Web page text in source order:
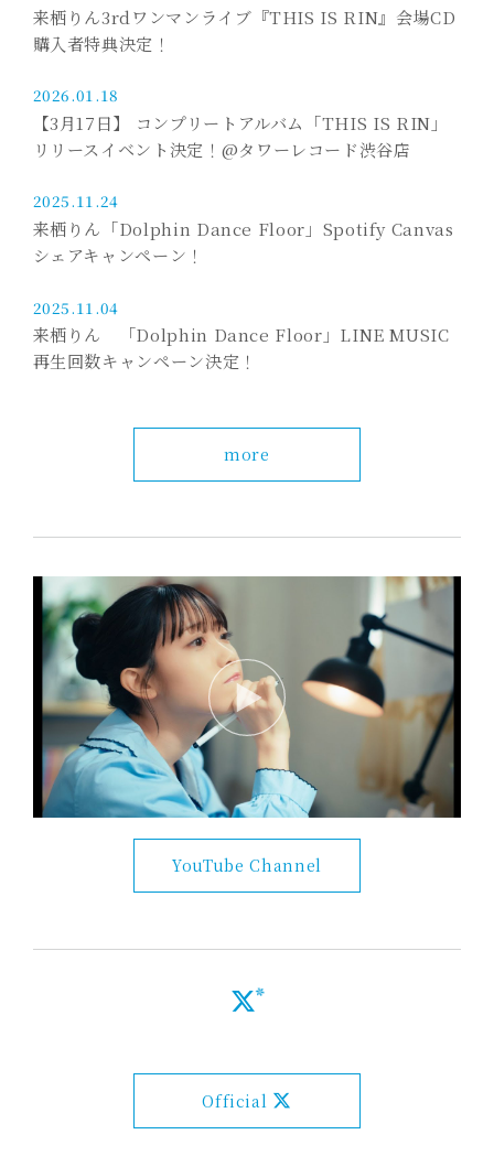
来栖りん3rdワンマンライブ『THIS IS RIN』会場CD
購入者特典決定！
2026.01.18
【3月17日】 コンプリートアルバム「THIS IS RIN」
リリースイベント決定！@タワーレコード渋谷店
2025.11.24
来栖りん「Dolphin Dance Floor」Spotify Canvas
シェアキャンペーン！
2025.11.04
来栖りん 「Dolphin Dance Floor」LINE MUSIC
再生回数キャンペーン決定！
more
YouTube Channel
Official